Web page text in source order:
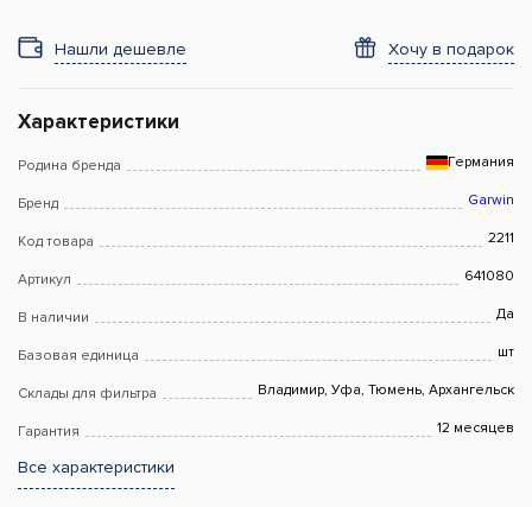
Нашли дешевле Хочу в подарок
Характеристики
Родина бренда Германия
Бренд Garwin
Код товара 2211
Артикул 641080
В наличии Да
Базовая единица шт
Склады для фильтра Владимир, Уфа, Тюмень, Архангельск
Гарантия 12 месяцев
Все характеристики